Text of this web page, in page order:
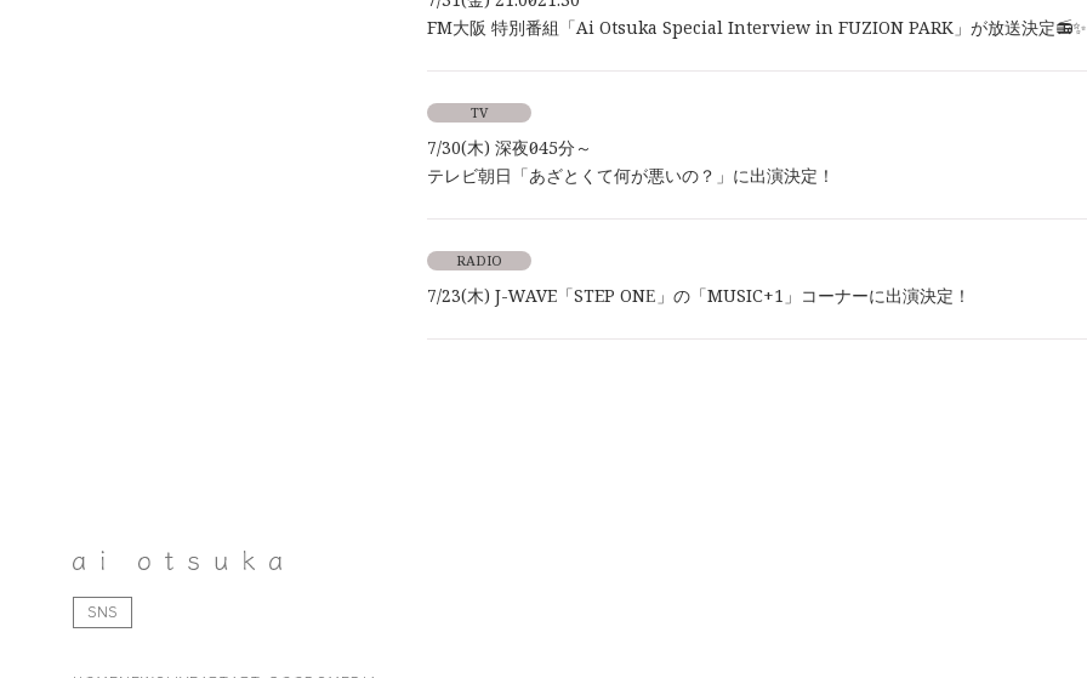
FM大阪 特別番組「Ai Otsuka Special Interview in FUZION PARK」が放送決定📻✨
TV
7/30(木) 深夜0時45分～
テレビ朝日「あざとくて何が悪いの？」に出演決定！
RADIO
7/23(木) J-WAVE「STEP ONE」の「MUSIC+1」コーナーに出演決定！
SNS